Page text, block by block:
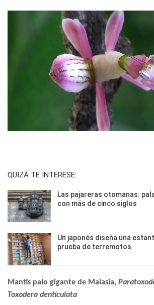
QUIZÁ TE INTERESE:
Las pajareras otomanas:
con más de cinco siglos
Un japonés diseña una
prueba de terremotos
Mantis palo gigante de Malasia,
Toxodera denticulata